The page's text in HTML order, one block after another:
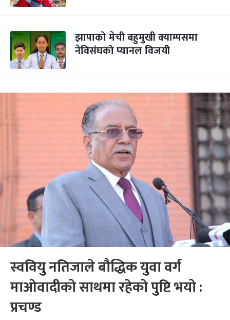
झापाको मेची बहुमुखी क्याम्पसमा
नेविसंघको प्यानल विजयी
स्ववियु नतिजाले बौद्धिक युवा वर्ग
माओवादीको साथमा रहेको पुष्टि भयो :
प्रचण्ड